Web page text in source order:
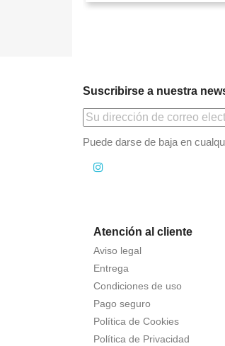
Suscribirse a nuestra
Puede darse de baja en
Atención al cliente
Aviso legal
Entrega
Condiciones de uso
Pago seguro
Política de Cookies
Política de Privacidad